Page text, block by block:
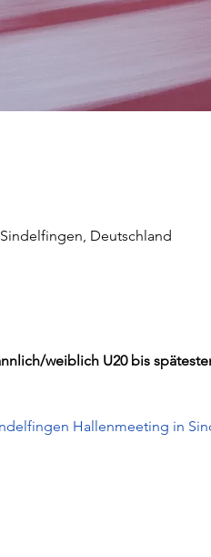
Deutschland
weiblich U20 bis
Hallenmeeting in